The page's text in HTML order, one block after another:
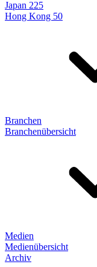
Japan 225
Hong Kong 50
Branchen
Branchenübersicht
Medien
Medienübersicht
Archiv